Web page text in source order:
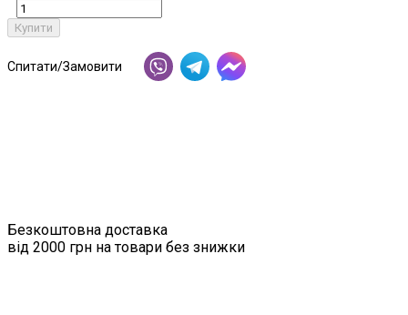
Купити
Спитати/Замовити
Безкоштовна доставка
від 2000 грн на товари без знижки